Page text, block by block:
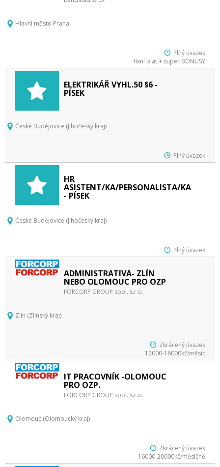
Hlavní město Praha
Plný úvazek
fixní plat + super BONUSY
ELEKTRIKÁŘ VYHL.50 §6 -
PÍSEK
České Budějovice (Jihočeský kraj)
Plný úvazek
HR
ASISTENT/KA/PERSONALISTA/KA
- PÍSEK
České Budějovice (Jihočeský kraj)
Plný úvazek
ADMINISTRATIVA- ZLÍN
NEBO OLOMOUC PRO OZP
FORCORP GROUP spol. s.r.o.
Zlín (Zlínský kraj)
Zkrácený úvazek
12000-16000kč/měsíc
IT PRACOVNÍK -OLOMOUC
PRO OZP.
FORCORP GROUP spol. s.r.o.
Olomouc (Olomoucký kraj)
Zkrácený úvazek
16000-20000kč/měsíčně